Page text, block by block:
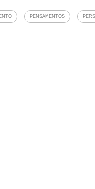
PENSAMENTOS